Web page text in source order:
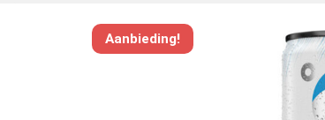
Aanbieding!